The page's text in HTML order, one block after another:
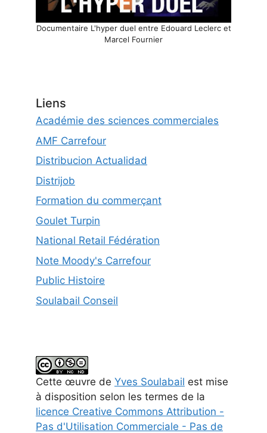
Documentaire L'hyper duel entre Edouard Leclerc et
Marcel Fournier
Liens
Académie des sciences commerciales
AMF Carrefour
Distribucion Actualidad
Distrijob
Formation du commerçant
Goulet Turpin
National Retail Fédération
Note Moody's Carrefour
Public Histoire
Soulabail Conseil
Cette œuvre de Yves Soulabail est mise
à disposition selon les termes de la
licence Creative Commons Attribution -
Pas d'Utilisation Commerciale - Pas de